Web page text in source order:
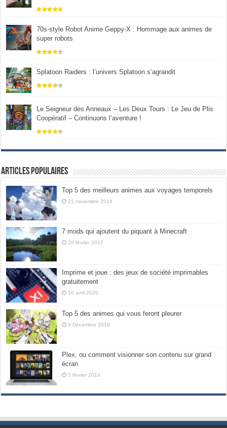
70s-style Robot Anime Geppy-X : Hommage aux animes de
super robots
Splatoon Raiders : l’univers Splatoon s’agrandit
Le Seigneur des Anneaux – Les Deux Tours : Le Jeu de Plis
Coopératif – Continuons l’aventure !
Articles populaires
Top 5 des meilleurs animes aux voyages temporels
21 novembre 2018
7 mods qui ajoutent du piquant à Minecraft
20 février 2017
Imprime et joue : des jeux de société imprimables
gratuitement
10 avril 2020
Top 5 des animes qui vous feront pleurer
8 Décembre 2018
Plex, ou comment visionner son contenu sur grand
écran
5 février 2014